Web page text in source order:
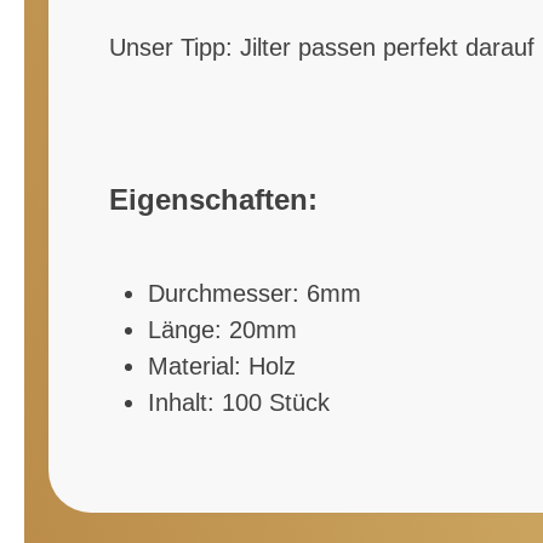
Unser Tipp: Jilter passen perfekt darauf
Eigenschaften:
Durchmesser: 6mm
Länge: 20mm
Material: Holz
Inhalt: 100 Stück